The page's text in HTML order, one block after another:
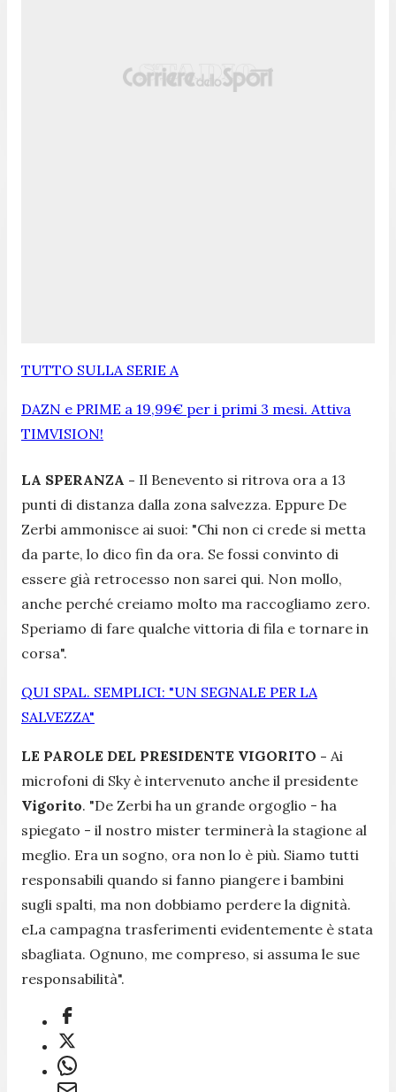
TUTTO SULLA SERIE A
DAZN e PRIME a 19,99€ per i primi 3 mesi. Attiva
TIMVISION!
LA SPERANZA - Il Benevento si ritrova ora a 13
punti di distanza dalla zona salvezza. Eppure De
Zerbi ammonisce ai suoi: "Chi non ci crede si metta
da parte, lo dico fin da ora. Se fossi convinto di
essere già retrocesso non sarei qui. Non mollo,
anche perché creiamo molto ma raccogliamo zero.
Speriamo di fare qualche vittoria di fila e tornare in
corsa".
QUI SPAL. SEMPLICI: "UN SEGNALE PER LA
SALVEZZA"
LE PAROLE DEL PRESIDENTE VIGORITO - Ai
microfoni di Sky è intervenuto anche il presidente
Vigorito. "De Zerbi ha un grande orgoglio - ha
spiegato - il nostro mister terminerà la stagione al
meglio. Era un sogno, ora non lo è più. Siamo tutti
responsabili quando si fanno piangere i bambini
sugli spalti, ma non dobbiamo perdere la dignità.
eLa campagna trasferimenti evidentemente è stata
sbagliata. Ognuno, me compreso, si assuma le sue
responsabilità".